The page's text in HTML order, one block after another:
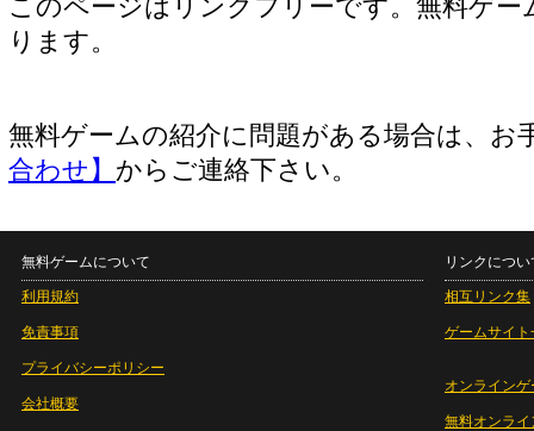
このページはリンクフリーです。無料ゲー
ります。
無料ゲームの紹介に問題がある場合は、お
合わせ】 からご連絡下さい。
無料ゲームについて
利用規約
免責事項
プライバシーポリシー
会社概要
リンクについ
相互リンク集
ゲームサイト
オンラインゲ
無料オンライ